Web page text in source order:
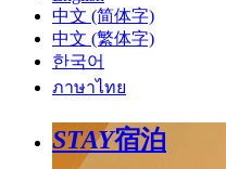
中文 (简体字)
中文 (繁体字)
한국어
ภาษาไทย
STAY宿泊